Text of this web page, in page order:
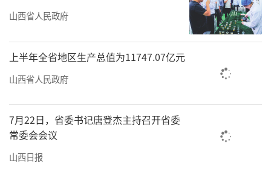
山西省人民政府
上半年全省地区生产总值为11747.07亿元
山西省人民政府
7月22日，省委书记唐登杰主持召开省委
常委会会议
山西日报